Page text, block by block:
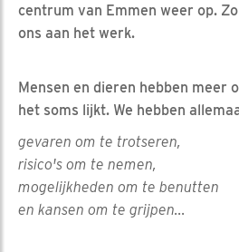
centrum van Emmen weer op.
ons aan het werk.
Mensen en dieren hebben meer
het soms lijkt. We hebben
gevaren om te trotseren,
risico's om te nemen,
mogelijkheden om te benutten
en kansen om te grijpen...